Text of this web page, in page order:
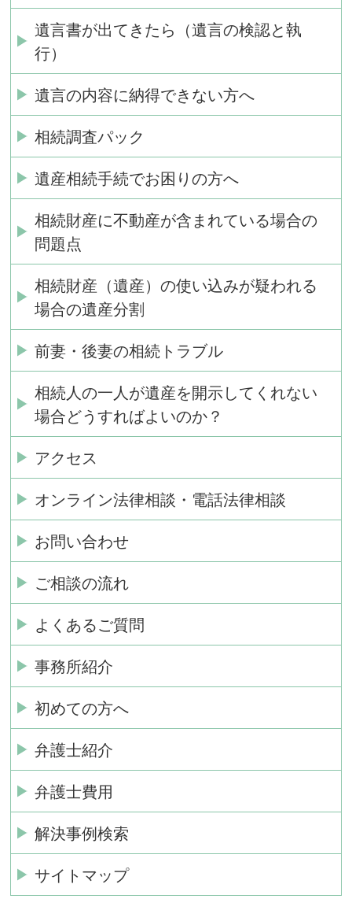
遺言書が出てきたら（遺言の検認と執
行）
遺言の内容に納得できない方へ
相続調査パック
遺産相続手続でお困りの方へ
相続財産に不動産が含まれている場合の
問題点
相続財産（遺産）の使い込みが疑われる
場合の遺産分割
前妻・後妻の相続トラブル
相続人の一人が遺産を開示してくれない
場合どうすればよいのか？
アクセス
オンライン法律相談・電話法律相談
お問い合わせ
ご相談の流れ
よくあるご質問
事務所紹介
初めての方へ
弁護士紹介
弁護士費用
解決事例検索
サイトマップ